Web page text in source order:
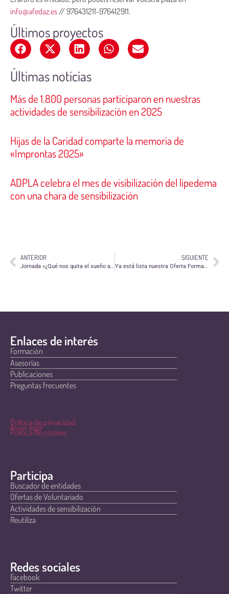
info@afedaz.es// 976431211-976412911.
Últimos proyectos
Últimas noticias
Más de 1.800 personas participaron en nuestras
actividades de sensibilización en 2025
Hijas de la Caridad comparte la memoria de
«Improntas 2025»
ADPLA celebra el mes de visibilización del lipedema
con una chara de sensibilización
ANTERIOR
Jornada «¿Qué nos quita el sueño a los habitantes de Zaragoza» de Asapme Aragón
SIGUIENTE
Ya está lista nuestra Oferta Formativa para personas voluntarias y responsables de 2026
Enlaces de interés
Formación
Asesorías
Publicaciones
Preguntas frecuentes
Política de privacidad
Aviso legal
Política de cookies
Participa
Buscador de entidades
Ofertas de Voluntariado
Actividades de sensibilización
Reutiliza
Redes sociales
Facebook
Twitter